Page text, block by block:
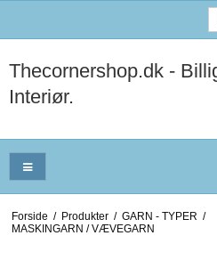
Thecornershop.dk -
Interiør.
Forside / Produkter / GARN - TYPER /
MASKINGARN / VÆVEGARN